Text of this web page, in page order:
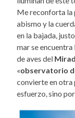
Me reconforta la
abismo y la
en la bajada,
mar se
de aves del
«observatorio
convierte en otra
esfuerzo, sino